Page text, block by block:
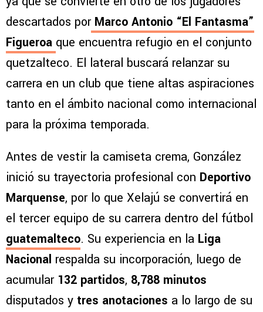
descartados por Marco Antonio “El Fantasma”
Figueroa que encuentra refugio en el conjunto
quetzalteco. El lateral buscará relanzar su
carrera en un club que tiene altas aspiraciones
tanto en el ámbito nacional como internacional
para la próxima temporada.
Antes de vestir la camiseta crema, González
inició su trayectoria profesional con Deportivo
Marquense, por lo que Xelajú se convertirá en
el tercer equipo de su carrera dentro del fútbol
guatemalteco. Su experiencia en la Liga
Nacional respalda su incorporación, luego de
acumular 132 partidos, 8,788 minutos
disputados y tres anotaciones a lo largo de su